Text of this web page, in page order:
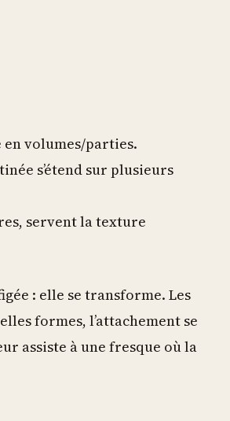
volumes/parties.
s’étend sur plusieurs
servent la texture
: elle se transforme. Les
formes, l’attachement se
assiste à une fresque où la